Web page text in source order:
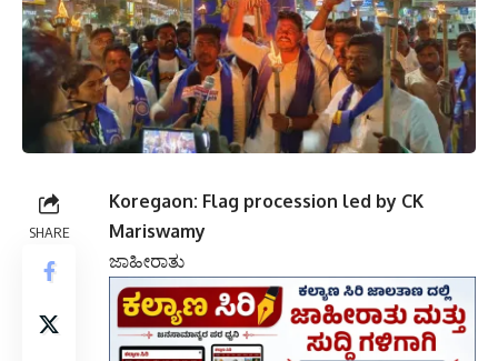
SHARE
Koregaon: Flag procession led by CK
Mariswamy
ಜಾಹೀರಾತು